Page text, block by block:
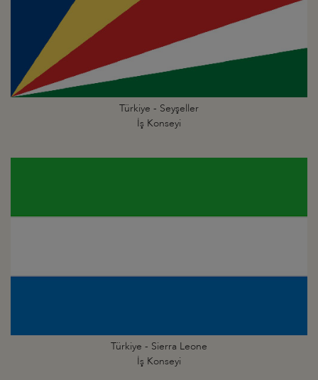
Türkiye - Seyşeller
İş Konseyi
Türkiye - Sierra Leone
İş Konseyi